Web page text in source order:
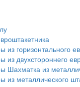
из горизонтального
из двухстороннего
Шахматка из
из металлического